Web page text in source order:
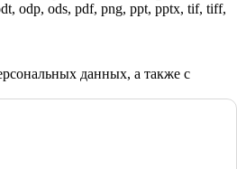
odp, ods, pdf, png, ppt, pptx, tif, tiff,
данных, а также с